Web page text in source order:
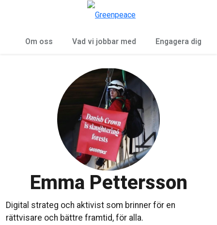
Om oss Vad vi jobbar med Engagera dig
Emma Pettersson
Digital strateg och aktivist som brinner för en
rättvisare och bättre framtid, för alla.